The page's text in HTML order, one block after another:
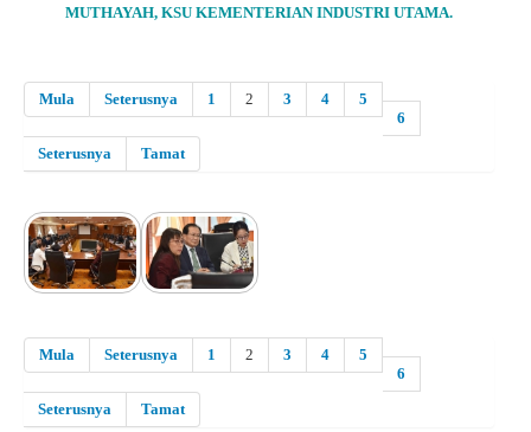
MUTHAYAH, KSU KEMENTERIAN INDUSTRI UTAMA.
Mula Seterusnya 1 2 3 4
5
6
Seterusnya
Tamat
Mula Seterusnya 1 2 3 4
5
6
Seterusnya
Tamat